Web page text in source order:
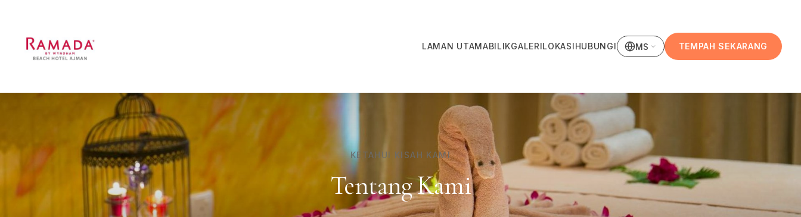
LAMAN UTAMABILIKGALERILOKASIHUBUNGI MS TEMPAH SEKARANG
KETAHUI KISAH KAMI
Tentang Kami